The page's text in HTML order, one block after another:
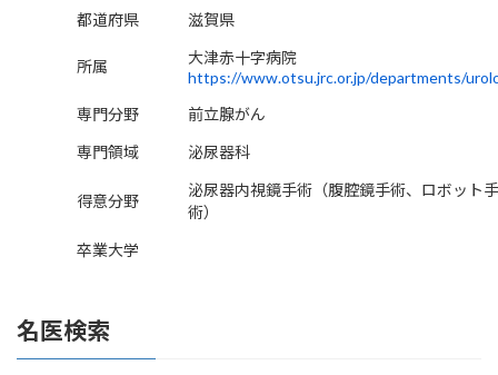
都道府県 滋賀県
所属
大津赤十字病院
https://www.otsu.jrc.or.jp/departments/
専門分野
前立腺がん
専門領域
泌尿器科
得意分野
泌尿器内視鏡手術（腹腔鏡手術、ロボット手
術）
卒業大学
名医検索